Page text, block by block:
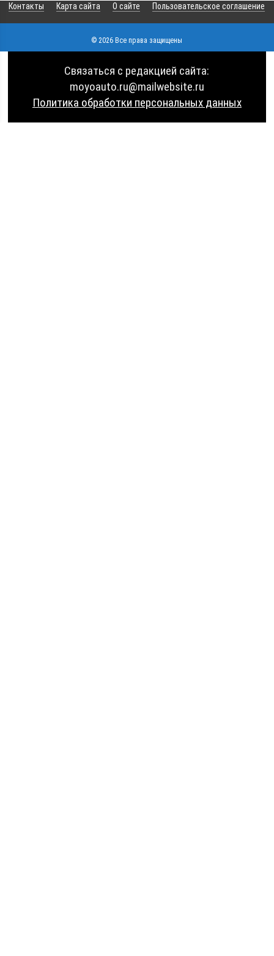
Контакты Карта сайта О сайте Пользовательское соглашение
© 2026 Все права защищены
Связаться с редакцией сайта:
moyoauto.ru@mailwebsite.ru
Политика обработки персональных данных